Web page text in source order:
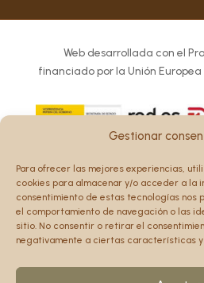
Gestionar
Para ofrecer las mejores experiencias,
cookies para almacenar y/o acceder a la
consentimiento de estas tecnologías
el comportamiento de navegación o las
sitio. No consentir o retirar el
negativamente a ciertas características y
Web desarrollada con el
financiado por la Unión
son únicamente los del autor
necesariamente los de la Unión
Europea.
Ni la Unión Europea ni la